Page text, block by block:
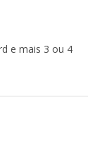
e mais 3 ou 4